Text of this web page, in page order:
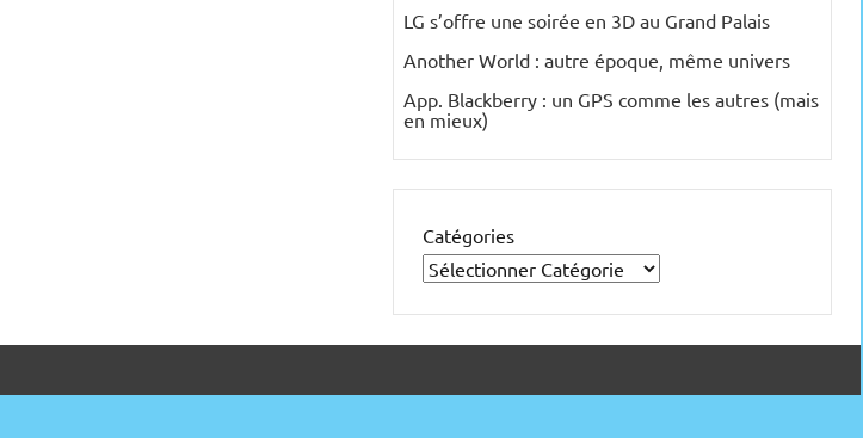
LG s’offre une soirée en 3D au Grand Palais
Another World : autre époque, même univers
App. Blackberry : un GPS comme les autres (mais
en mieux)
Catégories